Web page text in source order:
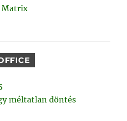
Matrix
méltatlan döntés